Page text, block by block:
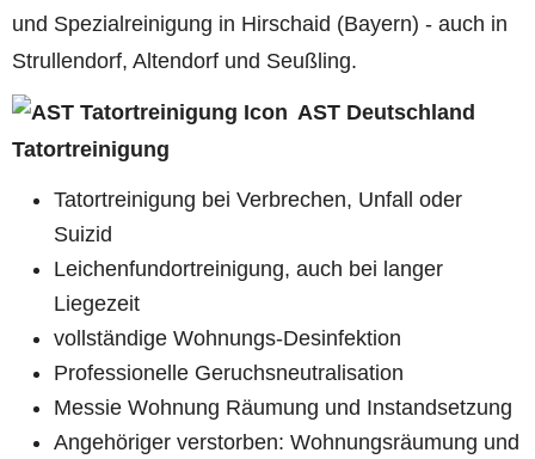
und Spezialreinigung in Hirschaid (Bayern) - auch in
Strullendorf, Altendorf und Seußling.
AST Deutschland
Tatortreinigung
Tatortreinigung bei Verbrechen, Unfall oder
Suizid
Leichenfundortreinigung, auch bei langer
Liegezeit
vollständige Wohnungs-Desinfektion
Professionelle Geruchsneutralisation
Messie Wohnung Räumung und Instandsetzung
Angehöriger verstorben: Wohnungsräumung und